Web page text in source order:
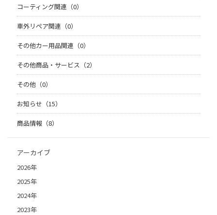
コーティング関連（0）
車外リペア関連（0）
その他カー用品関連（0）
その他商品・サービス（2）
その他（0）
お知らせ（15）
商品情報（8）
アーカイブ
2026年
2025年
2024年
2023年